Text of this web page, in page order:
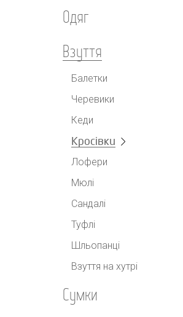
Одяг
Взуття
Балетки
Черевики
Кеди
Кросівки
Лофери
Мюлі
Сандалі
Туфлі
Шльопанці
Взуття на хутрі
Сумки